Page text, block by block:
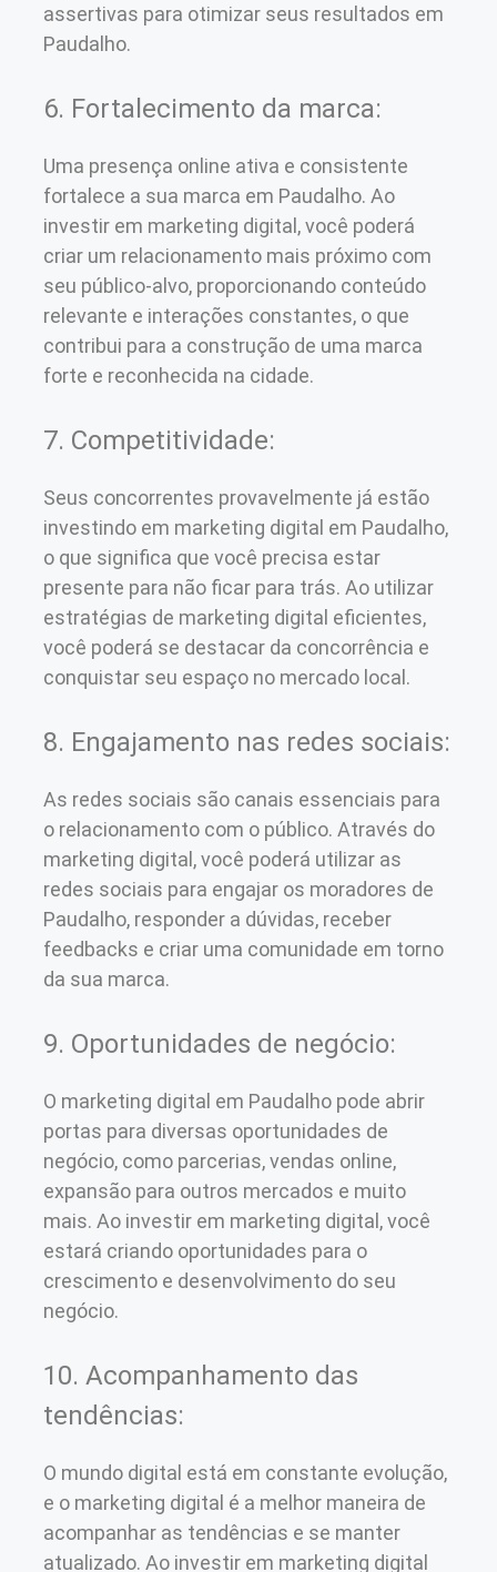
assertivas para otimizar seus resultados em
Paudalho.
6. Fortalecimento da marca:
Uma presença online ativa e consistente
fortalece a sua marca em Paudalho. Ao
investir em marketing digital, você poderá
criar um relacionamento mais próximo com
seu público-alvo, proporcionando conteúdo
relevante e interações constantes, o que
contribui para a construção de uma marca
forte e reconhecida na cidade.
7. Competitividade:
Seus concorrentes provavelmente já estão
investindo em marketing digital em Paudalho,
o que significa que você precisa estar
presente para não ficar para trás. Ao utilizar
estratégias de marketing digital eficientes,
você poderá se destacar da concorrência e
conquistar seu espaço no mercado local.
8. Engajamento nas redes sociais:
As redes sociais são canais essenciais para
o relacionamento com o público. Através do
marketing digital, você poderá utilizar as
redes sociais para engajar os moradores de
Paudalho, responder a dúvidas, receber
feedbacks e criar uma comunidade em torno
da sua marca.
9. Oportunidades de negócio:
O marketing digital em Paudalho pode abrir
portas para diversas oportunidades de
negócio, como parcerias, vendas online,
expansão para outros mercados e muito
mais. Ao investir em marketing digital, você
estará criando oportunidades para o
crescimento e desenvolvimento do seu
negócio.
10. Acompanhamento das
tendências:
O mundo digital está em constante evolução,
e o marketing digital é a melhor maneira de
acompanhar as tendências e se manter
atualizado. Ao investir em marketing digital